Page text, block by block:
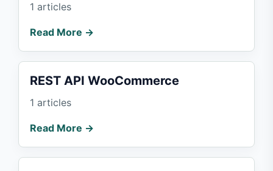
1 articles
Read More →
REST API WooCommerce
1 articles
Read More →